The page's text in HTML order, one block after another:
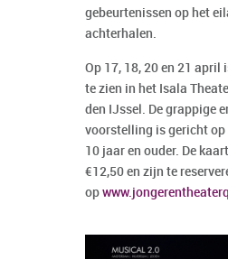
gebeurtenissen op het
achterhalen.
Op 17, 18, 20 en 21 april
te zien in het Isala
den IJssel. De grappige
voorstelling is gericht op
10 jaar en ouder. De
€12,50 en zijn te
op